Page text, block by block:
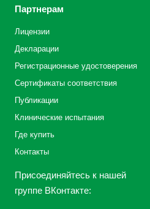
Партнерам
Лицензии
Декларации
Регистрационные удостоверения
Сертификаты соответствия
Публикации
Клинические испытания
Где купить
Контакты
Присоединяйтесь к нашей
группе ВКонтакте: